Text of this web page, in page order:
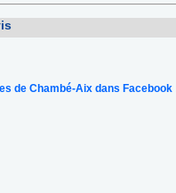
de Chambé-Aix dans Facebook